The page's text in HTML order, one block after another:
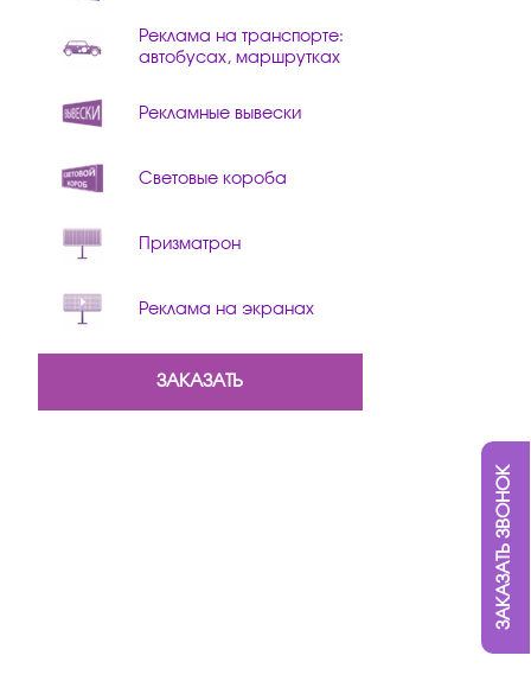
Реклама на транспорте:
автобусах, маршрутках
Рекламные вывески
Световые короба
Призматрон
Реклама на экранах
ЗАКАЗАТЬ
ЗАКАЗАТЬ ЗВОНОК